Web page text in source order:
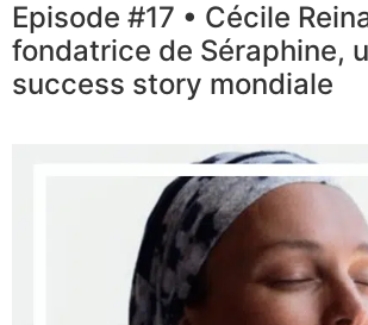
Episode #17 • Cécile
fondatrice de Séraphine,
success story mondiale